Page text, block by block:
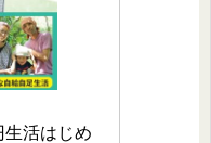
活はじめ